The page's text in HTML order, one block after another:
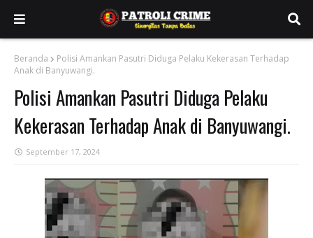
Beranda
Polisi Amankan Pasutri Diduga Pelaku Kekerasan Terhadap
Anak di Banyuwangi.
Polisi Amankan Pasutri Diduga Pelaku
Kekerasan Terhadap Anak di Banyuwangi.
September 17, 2024